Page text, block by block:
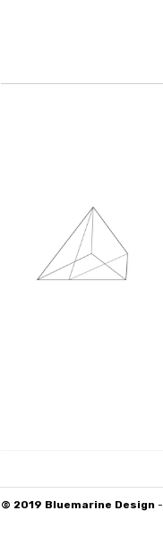
© 2019 Bluemarine Design-